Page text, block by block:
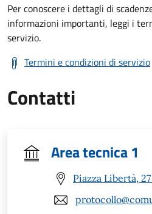
Per conoscere i dettagli di
informazioni importanti, leggi i
servizio.
Termini e condizioni di servizio
Contatti
Area tecnica 1
Piazza Libertà,